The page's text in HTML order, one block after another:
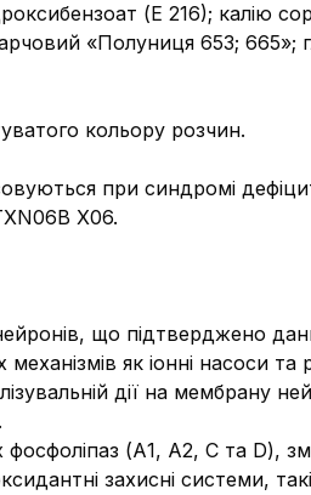
(Е 216); калію
«Полуниця 653; 665»;
кольору розчин.
при синдромі
Х06.
що підтверджено
як іонні насоси та
дії на мембрану
фосфоліпаз (А1, А2, С та D),
захисні системи, такі